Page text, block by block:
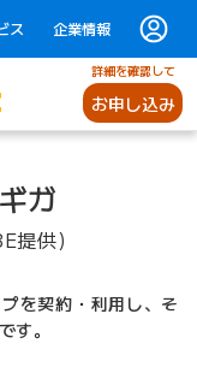
ス 企業情報
詳細を確認して
お申し込み
ガ
提供)
を契約・利用し、そ
す。